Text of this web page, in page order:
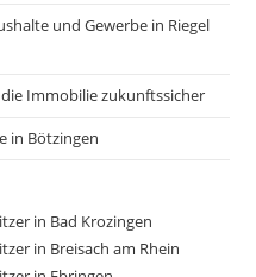
und Gewerbe in Riegel
Immobilie zukunftssicher
in Bötzingen
in Bad Krozingen
in Breisach am Rhein